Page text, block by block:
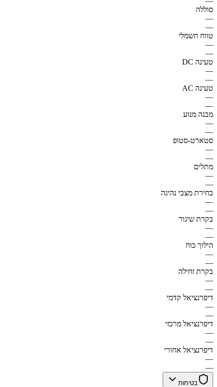
סוללה
—
—
טווח חשמלי
—
—
טעינה DC
—
—
טעינה AC
—
—
מבנה מנוע
—
—
סטארט-סטופ
—
—
מתלים
—
—
בחירת מצבי נהיגה
—
—
בקרת שיגור
—
—
הילוך כוח
—
—
בקרת זחילה
—
—
דיפרנציאל קדמי
—
—
דיפרנציאל מרכזי
—
—
דיפרנציאל אחורי
—
—
בטיחות